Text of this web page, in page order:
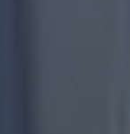
באבר אחד.